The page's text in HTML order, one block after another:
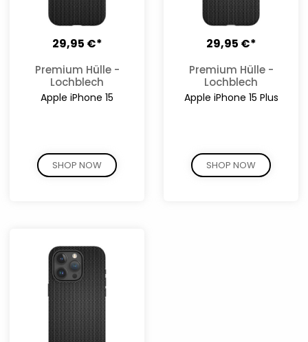
29,95 €*
Premium Hülle -
Lochblech
Apple iPhone 15
SHOP NOW
29,95 €*
Premium Hülle -
Lochblech
Apple iPhone 15 Plus
SHOP NOW